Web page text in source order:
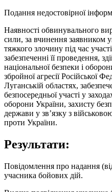
Подання недостовірної
Наявності обвинувального
сили, за вчинення заявником
тяжкого злочину під час
забезпеченні її проведення,
національної безпеки і
збройної агресії Російської
Луганській областях,
безпосередньої участі у
оборони України, захисту
держави у зв’язку з
проти України.
Результати:
Повідомлення про надання
учасника бойових дій.